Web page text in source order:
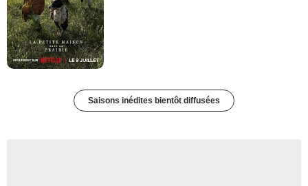
Saisons inédites bientôt diffusées